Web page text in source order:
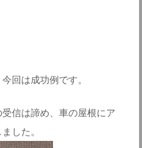
回は成功例です。
信は諦め、車の屋根にア
した。